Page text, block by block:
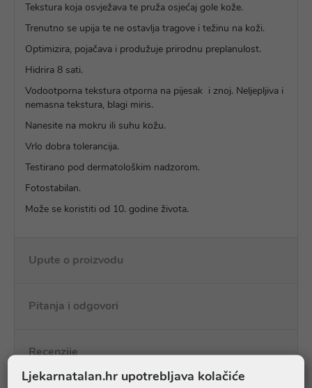
Tekstura koja osvježava te pruža osjećaj gole kože.
Trenutno se upija te ne ostavlja tragove i težinu na koži.
Optimizira, pojačava i produžuje prirodnu preplanulost.
Hidrira 8 sati.
Vodootporna tekstura otporna na pijesak i znoj. Neljepljiva i
nemasna tekstura, blagi miris.
Nanesite na mokru ili suhu kožu.
Vrlo dobra tolerancija.
Testirano pod dermatološkim nadzorom.
Fotostabilan.
Može se koristiti od 10. godine života.
Upute o proizvodu
Pitanja i odgovori
Recenzije
Ljekarnatalan.hr upotrebljava kolačiće